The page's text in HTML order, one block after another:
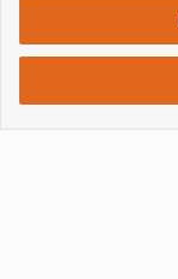
900 €per